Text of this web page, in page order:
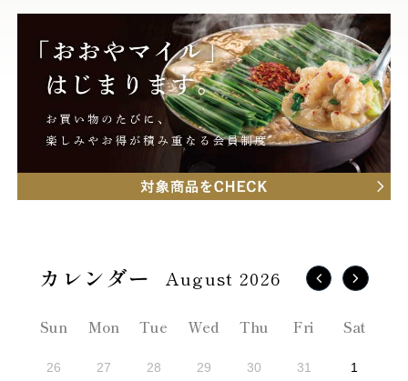
August 2026
Sun Mon Tue Wed Thu Fri Sat
26 27 28 29 30 31 1